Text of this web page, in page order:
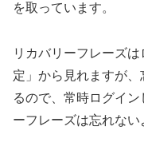
を取っています。
リカバリーフレーズ
定」から見れますが
るので、常時ログイ
ーフレーズは忘れない